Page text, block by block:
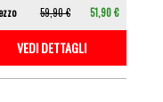
59,90 € 51,90 €
VEDI DETTAGLI